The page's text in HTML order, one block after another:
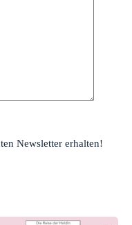
Newsletter erhalten!